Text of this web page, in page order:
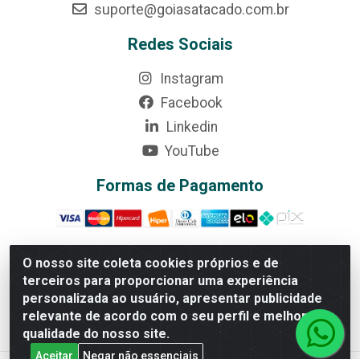
O nosso site coleta cookies próprios e de
terceiros para proporcionar uma experiência
personalizada ao usuário, apresentar publicidade
relevante de acordo com o seu perfil e melhorar a
qualidade do nosso site.
Aceitar Negar não essenciais
suporte@goiasatacado.com.br
Redes Sociais
Instagram
Facebook
Linkedin
YouTube
Formas de Pagamento
Rede Brasil - Avenida Universitária, nº 3860, Jardim das
Américas II Etapa - Anápolis/GO - CEP 75070-415 - CNPJ
07.728.073/0002-24